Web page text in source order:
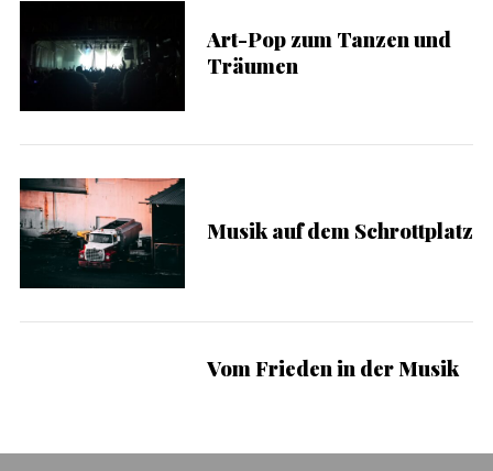
Art-Pop zum Tanzen und
Träumen
Musik auf dem Schrottplatz
Vom Frieden in der Musik
r
c
f
: